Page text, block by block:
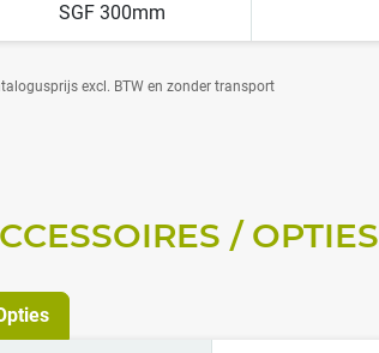
SGF 300mm
excl. BTW en zonder transport
/ OPTIES